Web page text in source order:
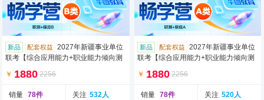
新品 配套权益
2027年新疆事业单位
联考【综合应用能力+职业能力倾向测
￥ 1880 2256
销量 78件 关注 532人
新品 配套权益
2027年新疆事业单位
联考【综合应用能力+职业能力倾向测
￥ 1880 2256
销量 78件 关注 520人